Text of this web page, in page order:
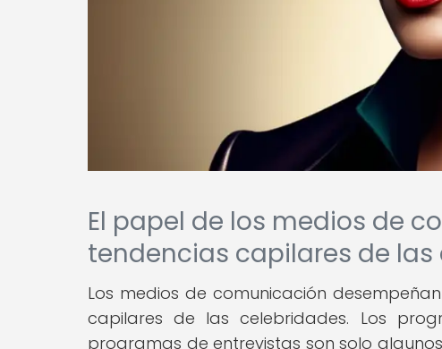
El papel de los medios de
tendencias capilares de
Los medios de comunicación
capilares de las celebridades. Los
programas de entrevistas son solo